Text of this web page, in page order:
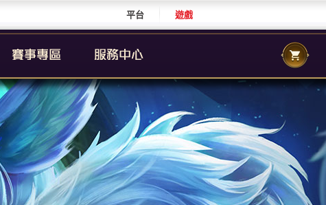
遊戲
平台
GCS 職業聯賽
傳說城市賽
校園傳說
ACS 校園聯賽
傳說國際賽